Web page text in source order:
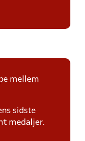
mellem
sidste
medaljer.